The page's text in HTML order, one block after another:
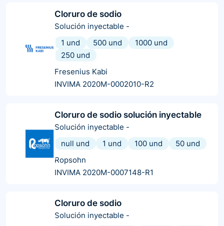
Cloruro de sodio
Solución inyectable -
1 und
500 und
1000 und
250 und
Fresenius Kabi
INVIMA 2020M-0002010-R2
Cloruro de sodio solución inyectable
Solución inyectable -
null und
1 und 100 und
50 und
Ropsohn
INVIMA 2020M-0007148-R1
Cloruro de sodio
Solución inyectable -